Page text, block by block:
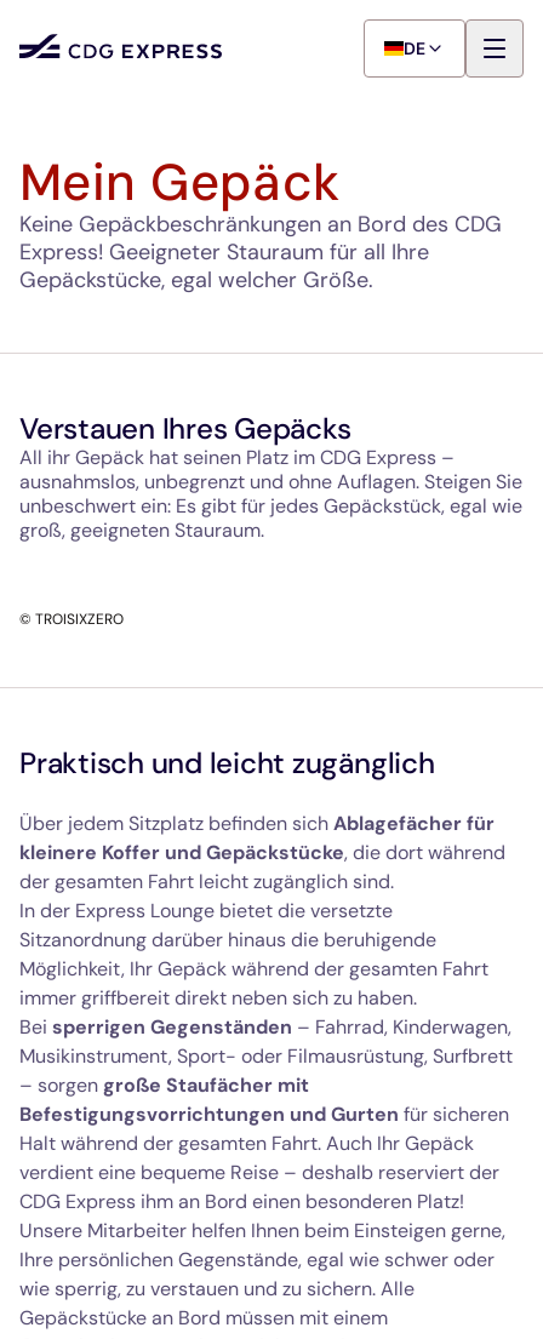
DE
Mein Gepäck
Keine Gepäckbeschränkungen an Bord des CDG
Express! Geeigneter Stauraum für all Ihre
Gepäckstücke, egal welcher Größe.
Verstauen Ihres Gepäcks
All ihr Gepäck hat seinen Platz im CDG Express –
ausnahmslos, unbegrenzt und ohne Auflagen. Steigen Sie
unbeschwert ein: Es gibt für jedes Gepäckstück, egal wie
groß, geeigneten Stauraum.
© TROISIXZERO
Praktisch und leicht zugänglich
Über jedem Sitzplatz befinden sichAblagefächer für
kleinere Koffer und Gepäckstücke, die dort während
der gesamten Fahrt leicht zugänglich sind.
In der Express Lounge bietet die versetzte
Sitzanordnung darüber hinaus die beruhigende
Möglichkeit, Ihr Gepäck während der gesamten Fahrt
immer griffbereit direkt neben sich zu haben.
Bei sperrigen Gegenständen – Fahrrad, Kinderwagen,
Musikinstrument, Sport- oder Filmausrüstung, Surfbrett
– sorgen große Staufächer mit
Befestigungsvorrichtungen und Gurten für sicheren
Halt während der gesamten Fahrt. Auch Ihr Gepäck
verdient eine bequeme Reise – deshalb reserviert der
CDG Express ihm an Bord einen besonderen Platz!
Unsere Mitarbeiter helfen Ihnen beim Einsteigen gerne,
Ihre persönlichen Gegenstände, egal wie schwer oder
wie sperrig, zu verstauen und zu sichern. Alle
Gepäckstücke an Bord müssen mit einem